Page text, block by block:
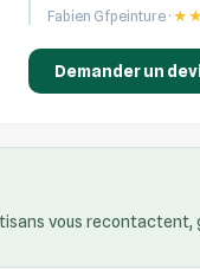
Fabien Gfpeinture ·
Demander un
vous recontactent,